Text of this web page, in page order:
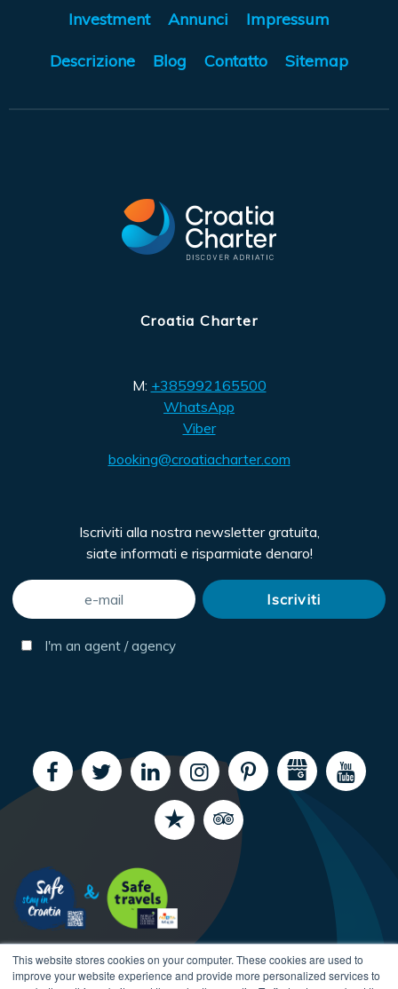
This website stores cookies on your computer. These cookies are used to
improve your website experience and provide more personalized services to
Investment Annunci Impressum
Descrizione Blog Contatto Sitemap
Croatia Charter
M: +385992165500
WhatsApp
Viber
booking@croatiacharter.com
Iscriviti alla nostra newsletter gratuita,
siate informati e risparmiate denaro!
I'm an agent / agency